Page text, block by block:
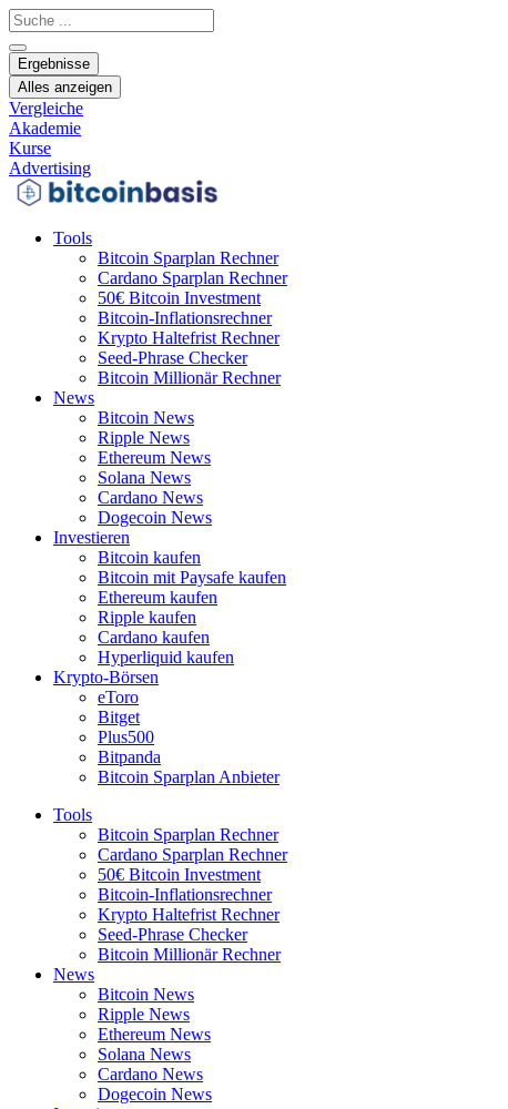
Zum
Inhalt
springen
Search
...
Ergebnisse
Alles anzeigen
Vergleiche
Akademie
Kurse
Advertising
Tools
Bitcoin Sparplan Rechner
Cardano Sparplan Rechner
50€ Bitcoin Investment
Bitcoin-Inflationsrechner
Krypto Haltefrist Rechner
Seed-Phrase Checker
Bitcoin Millionär Rechner
News
Bitcoin News
Ripple News
Ethereum News
Solana News
Cardano News
Dogecoin News
Investieren
Bitcoin kaufen
Bitcoin mit Paysafe kaufen
Ethereum kaufen
Ripple kaufen
Cardano kaufen
Hyperliquid kaufen
Krypto-Börsen
eToro
Bitget
Plus500
Bitpanda
Bitcoin Sparplan Anbieter
Tools
Bitcoin Sparplan Rechner
Cardano Sparplan Rechner
50€ Bitcoin Investment
Bitcoin-Inflationsrechner
Krypto Haltefrist Rechner
Seed-Phrase Checker
Bitcoin Millionär Rechner
News
Bitcoin News
Ripple News
Ethereum News
Solana News
Cardano News
Dogecoin News